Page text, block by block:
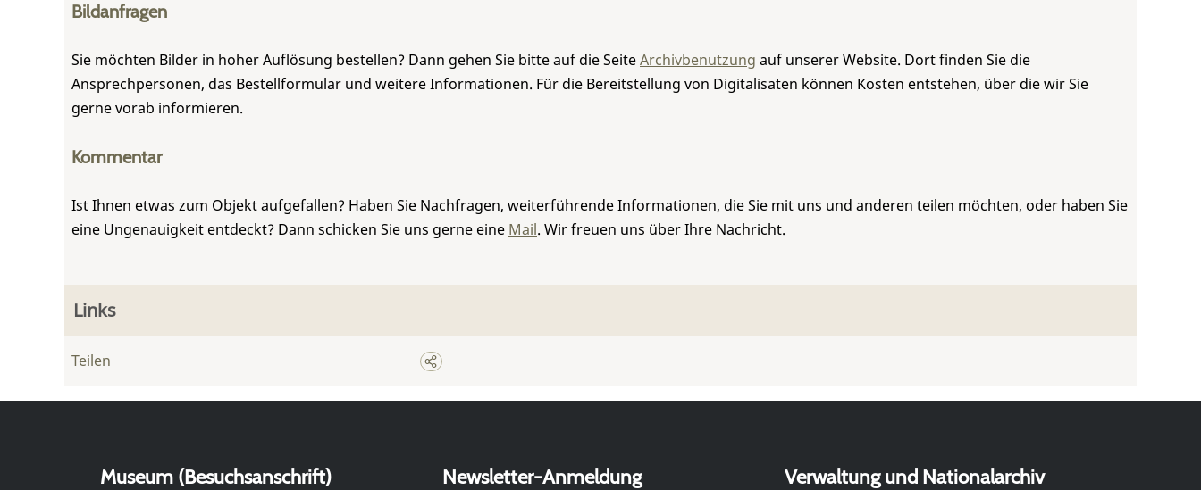
Bildanfragen
Sie möchten Bilder in hoher Auflösung bestellen? Dann gehen Sie bitte auf die SeiteArchivbenutzung auf unserer Website. Dort finden Sie die
Ansprechpersonen, das Bestellformular und weitere Informationen. Für die Bereitstellung von Digitalisaten können Kosten entstehen, über die wir Sie
gerne vorab informieren.
Kommentar
Ist Ihnen etwas zum Objekt aufgefallen? Haben Sie Nachfragen, weiterführende Informationen, die Sie mit uns und anderen teilen möchten, oder haben Sie
eine Ungenauigkeit entdeckt? Dann schicken Sie uns gerne eine Mail. Wir freuen uns über Ihre Nachricht.
Links
Teilen
Museum (Besuchsanschrift) Newsletter-Anmeldung
Verwaltung und Nationalarchiv